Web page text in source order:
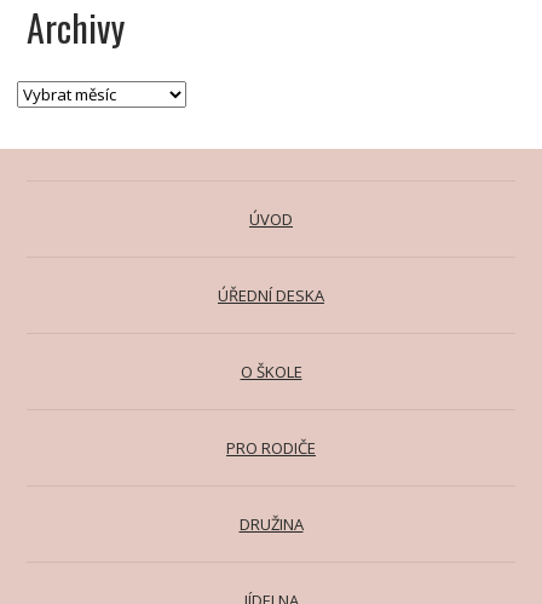
Archivy
ÚVOD
ÚŘEDNÍ DESKA
O ŠKOLE
PRO RODIČE
DRUŽINA